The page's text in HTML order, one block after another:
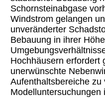
Schornsteinabgase
Windstrom gelangen
unveränderter
Bebauung in ihrer
Hochhäusern erfordert
unerwünschte
Aufenthaltsbereiche